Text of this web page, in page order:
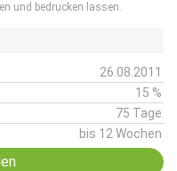
und bedrucken lassen.
26.08.2011
15 %
75 Tage
bis 12 Wochen